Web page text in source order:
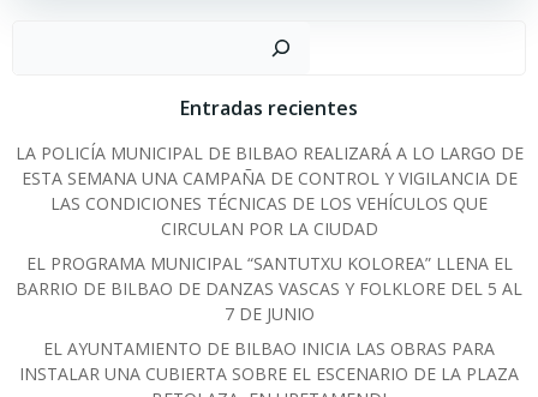
Entradas recientes
LA POLICÍA MUNICIPAL DE BILBAO REALIZARÁ A LO LARGO DE
ESTA SEMANA UNA CAMPAÑA DE CONTROL Y VIGILANCIA DE
LAS CONDICIONES TÉCNICAS DE LOS VEHÍCULOS QUE
CIRCULAN POR LA CIUDAD
EL PROGRAMA MUNICIPAL “SANTUTXU KOLOREA” LLENA EL
BARRIO DE BILBAO DE DANZAS VASCAS Y FOLKLORE DEL 5 AL
7 DE JUNIO
EL AYUNTAMIENTO DE BILBAO INICIA LAS OBRAS PARA
INSTALAR UNA CUBIERTA SOBRE EL ESCENARIO DE LA PLAZA